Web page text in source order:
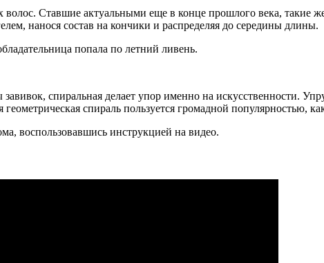
Ставшие актуальными еще в конце прошлого века, такие
нанося состав на кончики и распределяя до середины длины.
попала по летний ливень.
спиральная делает упор именно на искусственности.
спираль пользуется громадной популярностью,
воспользовавшись инструкцией на видео.